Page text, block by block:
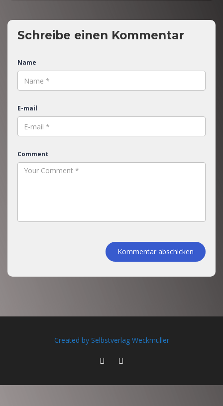
Schreibe einen Kommentar
Name
E-mail
Comment
Kommentar abschicken
Created by Selbstverlag Weckmüller